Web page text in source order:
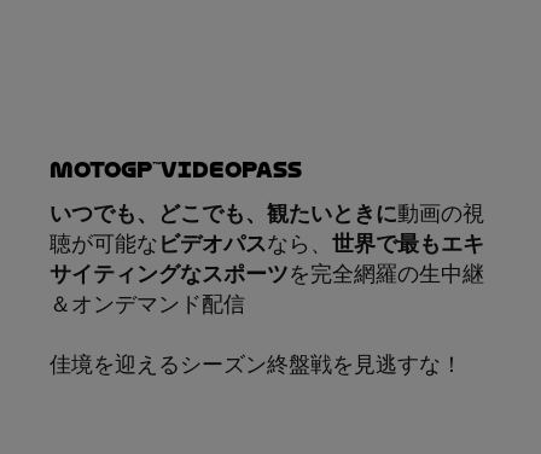
MotoGP™VIDEOPASS
いつでも、どこでも、観たいときに動画の視
聴が可能な ビデオパスなら、 世界で最もエキ
サイティングなスポーツを完全網羅の生中継
＆オンデマンド配信
佳境を迎えるシーズン終盤戦を見逃すな！